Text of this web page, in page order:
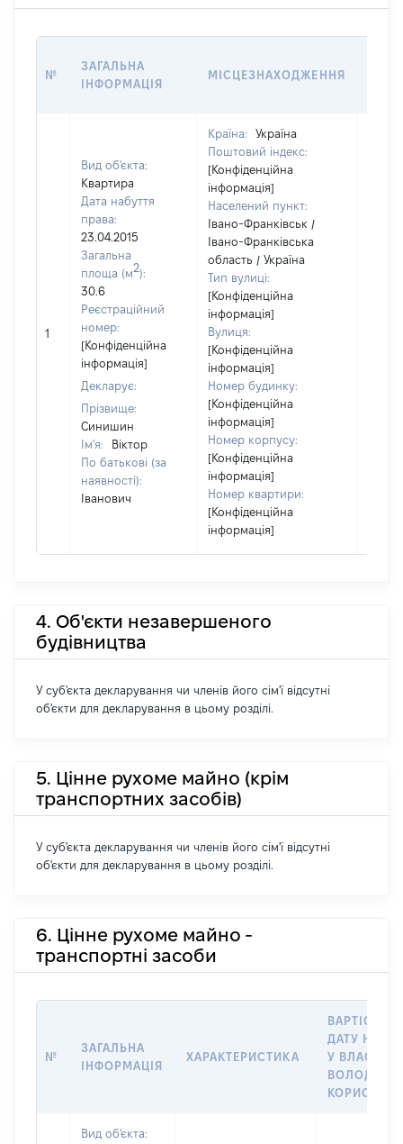
№
ЗАГАЛЬНА
ІНФОРМАЦІЯ
МІСЦЕЗНАХОДЖЕННЯ
1
Вид об'єкта:
Квартира
Дата набуття
права:
23.04.2015
Загальна
площа (м2):
30.6
Реєстраційний
номер:
[Конфіденційна
інформація]
Декларує:
Прізвище:
Синишин
Ім'я:
Віктор
По батькові (за
наявності):
Іванович
Країна:
Україна
Поштовий індекс:
[Конфіденційна
інформація]
Населений пункт:
Івано-Франківськ /
Івано-Франківська
область / Україна
Тип вулиці:
[Конфіденційна
інформація]
Вулиця:
[Конфіденційна
інформація]
Номер будинку:
[Конфіденційна
інформація]
Номер корпусу:
[Конфіденційна
інформація]
Номер квартири:
[Конфіденційна
інформація]
4. Об'єкти незавершеного
будівництва
У суб'єкта декларування чи членів його сім'ї відсутні
об'єкти для декларування в цьому розділі.
5. Цінне рухоме майно (крім
транспортних засобів)
У суб'єкта декларування чи членів його сім'ї відсутні
об'єкти для декларування в цьому розділі.
6. Цінне рухоме майно -
транспортні засоби
№
ЗАГАЛЬНА
ІНФОРМАЦІЯ
ХАРАКТЕРИСТИКА
ВАРТІСТЬ
ДАТУ
У
Вид об'єкта: